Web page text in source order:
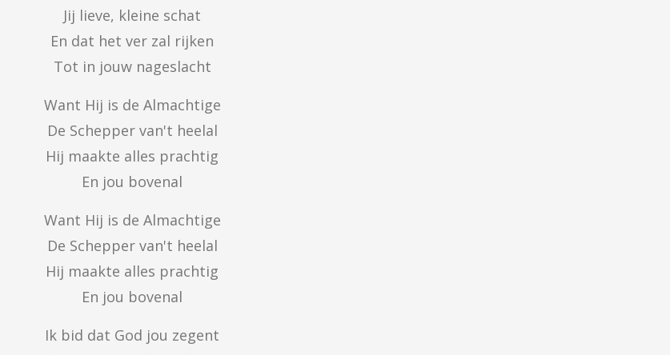
Jij lieve, kleine schat
En dat het ver zal rijken
Tot in jouw nageslacht
Want Hij is de Almachtige
De Schepper van't heelal
Hij maakte alles prachtig
En jou bovenal
Want Hij is de Almachtige
De Schepper van't heelal
Hij maakte alles prachtig
En jou bovenal
Ik bid dat God jou zegent